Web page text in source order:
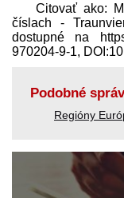
Citovať ako:
číslach -
dostupné na
970204-9-1,
Podobné
Regióny